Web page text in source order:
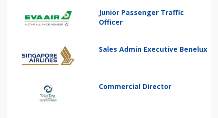
Junior Passenger Traffic
Officer
Sales Admin Executive Benelux
Commercial Director